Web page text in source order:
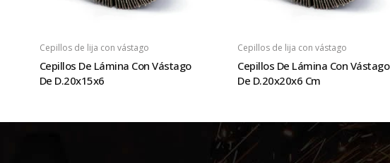
Cepillos de lija con vástago
Cepillos De Lámina Con Vástago
De D.20x15x6
Cepillos de lija con vástago
Cepillos De Lámina Con Vástago
De D.20x20x6 Cm